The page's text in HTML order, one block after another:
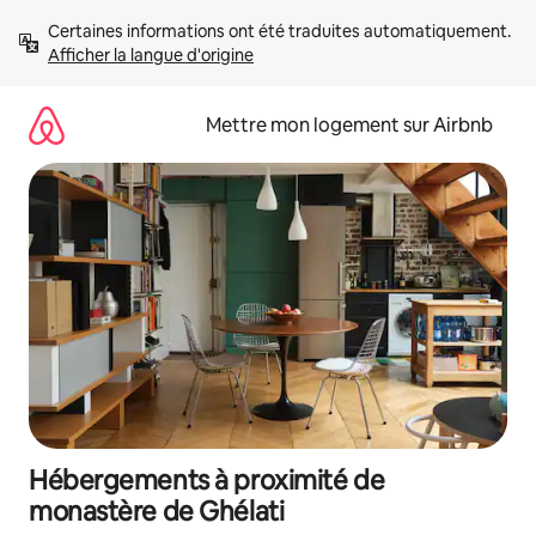
directement
Afficher la langue d'origine
Mettre mon logement sur Airbnb
Hébergements à proximité de
monastère de Ghélati